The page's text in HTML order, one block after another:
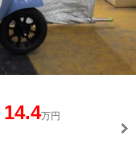
14.4万円